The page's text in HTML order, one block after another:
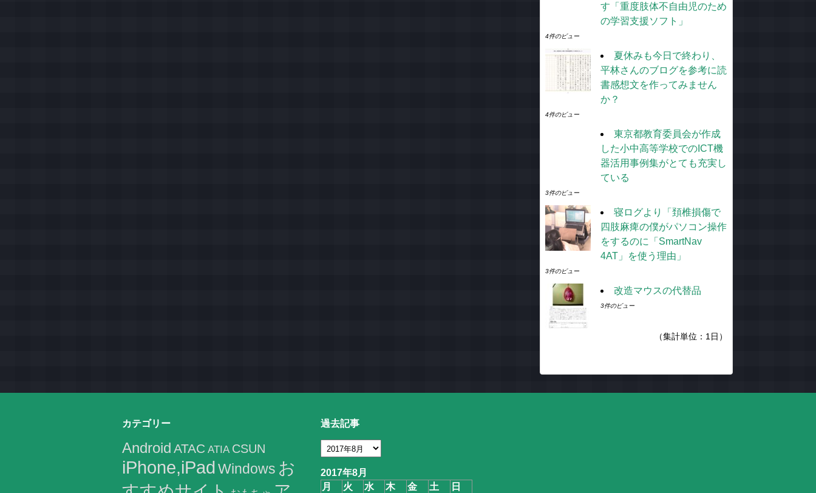
す「重度肢体不自由児のため
の学習支援ソフト」
4件のビュー
夏休みも今日で終わり、
平林さんのブログを参考に読
書感想文を作ってみません
か？
4件のビュー
東京都教育委員会が作成
した小中高等学校でのICT機
器活用事例集がとても充実し
ている
3件のビュー
寝ログより「頚椎損傷で
四肢麻痺の僕がパソコン操作
をするのに「SmartNav
4AT」を使う理由」
3件のビュー
改造マウスの代替品
3件のビュー
（集計単位：1日）
カテゴリー
Android ATAC ATIA CSUN
iPhone,iPadWindows お
過去記事
2017年8月
月
火 水 木 金 土 日